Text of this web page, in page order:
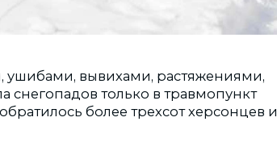
ушибами, вывихами, растяжениями,
снегопадов только в травмопункт
более трехсот херсонцев и